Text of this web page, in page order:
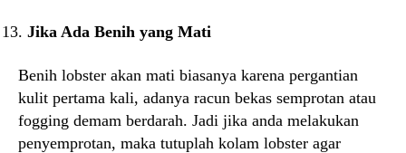
Jika Ada Benih yang Mati
Benih lobster akan mati biasanya karena pergantian
kulit pertama kali, adanya racun bekas semprotan atau
fogging demam berdarah. Jadi jika anda melakukan
penyemprotan, maka tutuplah kolam lobster agar